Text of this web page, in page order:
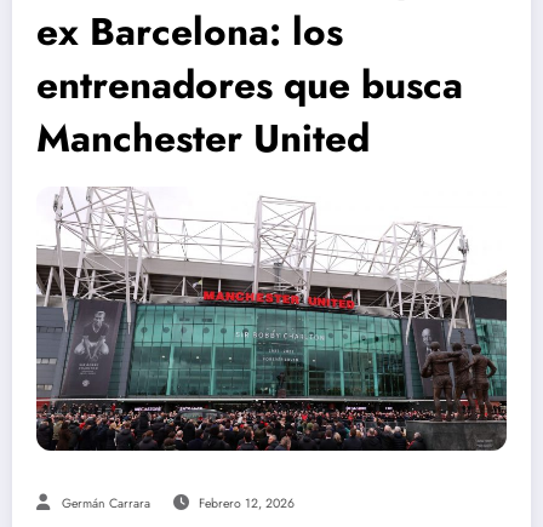
ex Barcelona: los
entrenadores que busca
Manchester United
Germán Carrara Febrero 12, 2026